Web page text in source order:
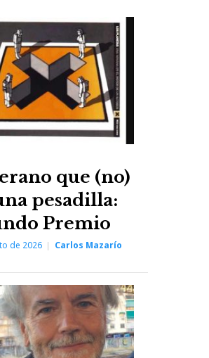
que (no)
pesadilla:
Premio
de 2026 Carlos Mazarío